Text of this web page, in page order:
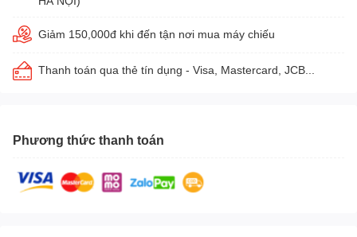
Giảm 150,000đ khi đến tận nơi mua máy chiếu
Thanh toán qua thẻ tín dụng - Visa, Mastercard, JCB...
Phương thức thanh toán